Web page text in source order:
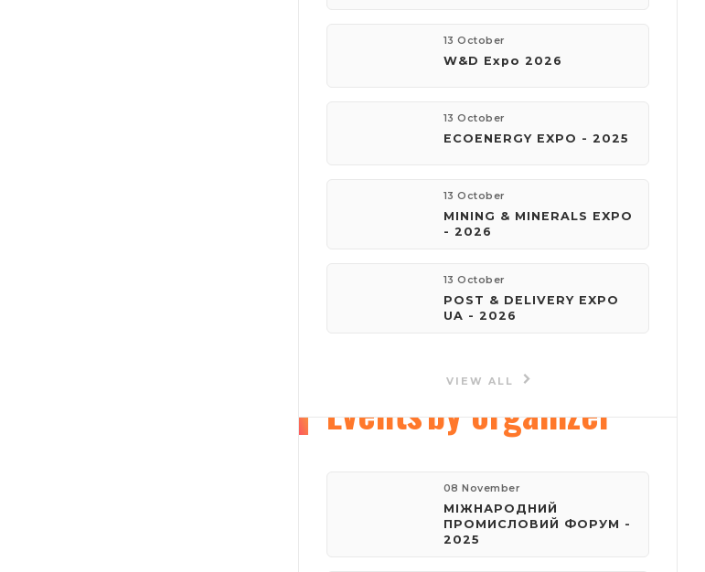
phone:
e-mail:
reklama@iec-expo.com.ua
Visit website
Eventsby organizer
08 November
МІЖНАРОДНИЙ
ПРОМИСЛОВИЙ ФОРУМ -
2025
13 October
W&D Expo 2026
13 October
ECOENERGY EXPO - 2025
13 October
MINING & MINERALS EXPO
- 2026
13 October
POST & DELIVERY EXPO
UA - 2026
VIEW ALL